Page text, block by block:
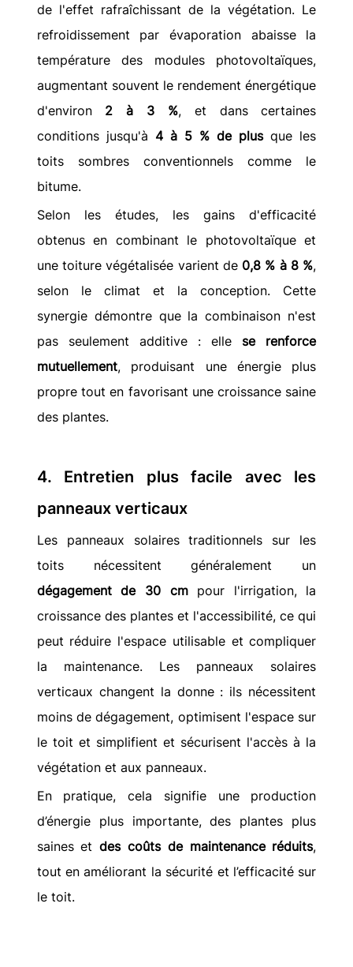
de l'effet rafraîchissant de la végétation. Le
refroidissement par évaporation abaisse la
température des modules photovoltaïques,
augmentant souvent le rendement énergétique
d'environ 2 à 3 %, et dans certaines
conditions jusqu'à 4 à 5 % de plus que les
toits sombres conventionnels comme le
bitume.
Selon les études, les gains d'efficacité
obtenus en combinant le photovoltaïque et
une toiture végétalisée varient de 0,8 % à 8 %,
selon le climat et la conception. Cette
synergie démontre que la combinaison n'est
pas seulement additive : elle se renforce
mutuellement, produisant une énergie plus
propre tout en favorisant une croissance saine
des plantes.
4. Entretien plus facile avec les
panneaux verticaux
Les panneaux solaires traditionnels sur les
dégagement de 30 cm pour l'irrigation, la
croissance des plantes et l'accessibilité, ce qui
peut réduire l'espace utilisable et compliquer
la maintenance. Les panneaux solaires
verticaux changent la donne : ils nécessitent
moins de dégagement, optimisent l'espace sur
le toit et simplifient et sécurisent l'accès à la
végétation et aux panneaux.
En pratique, cela signifie une production
d’énergie plus importante, des plantes plus
saines et des coûts de maintenance réduits,
tout en améliorant la sécurité et l’efficacité sur
le toit.